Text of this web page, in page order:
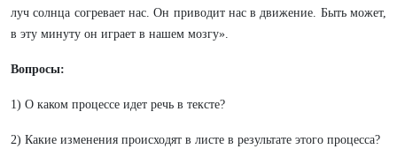
луч солнца согревает нас. Он приводит нас в движение. Быть может,
в эту минуту он играет в нашем мозгу».
Вопросы:
1) О каком процессе идет речь в тексте?
2) Какие изменения происходят в листе в результате этого процесса?